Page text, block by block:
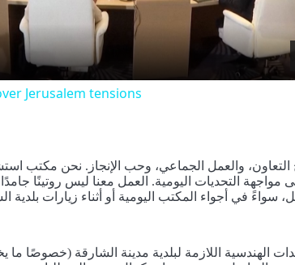
Jerusalem tensions
والعمل الجماعي، وحب الإنجاز. نحن مكتب
التحديات اليومية. العمل معنا ليس روتينًا
سواءً في أجواء المكتب اليومية أو أثناء زيارات بلدية
الهندسية اللازمة لبلدية مدينة الشارقة (خصوصًا